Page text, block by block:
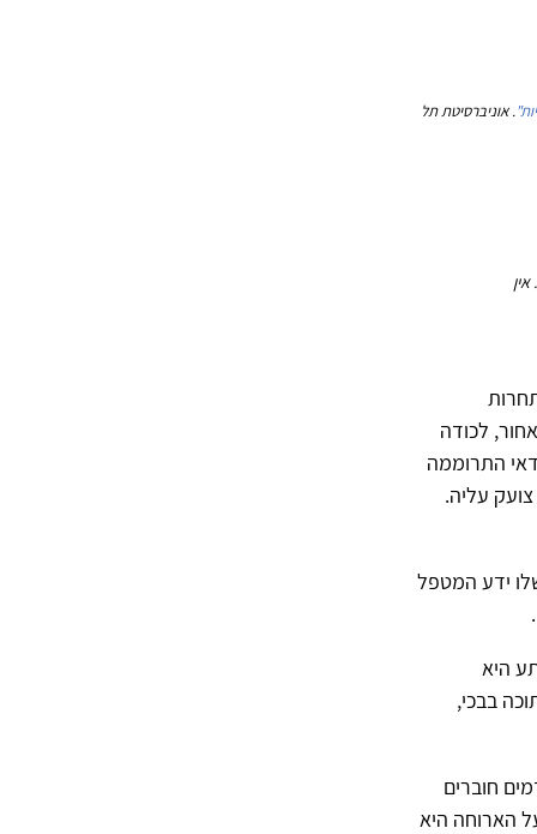
. אוניברסיטת תל
לכודה
התרוממה
עליה.
ידע המטפל
בחוף הים, לפתע היא
בבכי,
חוברים
ועל הארוחה היא